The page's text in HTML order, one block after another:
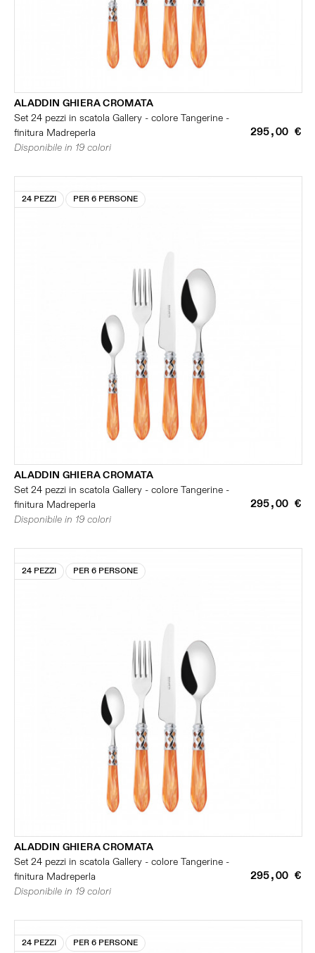
ALADDIN GHIERA CROMATA
Set 24 pezzi in scatola Gallery - colore Tangerine -
finitura Madreperla
295,00 €
Disponibile in 19 colori
24 PEZZI PER 6 PERSONE
ALADDIN GHIERA CROMATA
Set 24 pezzi in scatola Gallery - colore Tangerine -
finitura Madreperla
295,00 €
Disponibile in 19 colori
24 PEZZI PER 6 PERSONE
ALADDIN GHIERA CROMATA
Set 24 pezzi in scatola Gallery - colore Tangerine -
finitura Madreperla
295,00 €
Disponibile in 19 colori
24 PEZZI PER 6 PERSONE